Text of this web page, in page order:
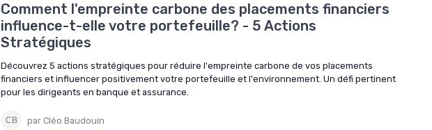
Comment l'empreinte carbone des placements financiers
influence-t-elle votre portefeuille? - 5 Actions
Stratégiques
Découvrez 5 actions stratégiques pour réduire l'empreinte carbone de vos placements
financiers et influencer positivement votre portefeuille et l'environnement. Un défi pertinent
pour les dirigeants en banque et assurance.
par Cléo Baudouin